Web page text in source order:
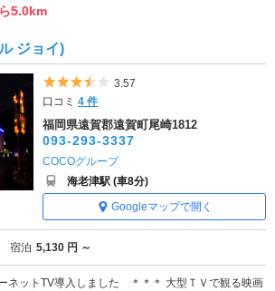
5.0km
ジョイ)
5つ星のうち3.5
3.57
口コミ4 件
福岡県遠賀郡遠賀町尾崎1812
093-293-3337
COCOグループ
海老津駅 (車8分)
Googleマップで開く
宿泊 5,130 円 ～
ネットTV導入しました ＊＊＊ 大型ＴＶで観る映画